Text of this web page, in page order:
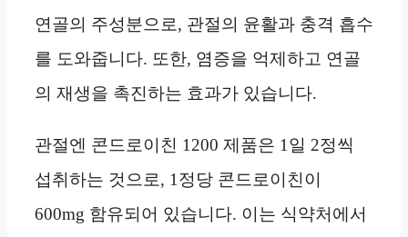
연골의 주성분으로, 관절의 윤활과 충격 흡수
를 도와줍니다. 또한, 염증을 억제하고 연골
의 재생을 촉진하는 효과가 있습니다.
관절엔 콘드로이친 1200 제품은 1일 2정씩
섭취하는 것으로, 1정당 콘드로이친이
600mg 함유되어 있습니다. 이는 식약처에서